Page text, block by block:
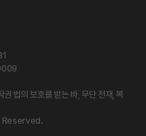
법의 보호를 받는 바, 무단 전재, 복
Reserved.